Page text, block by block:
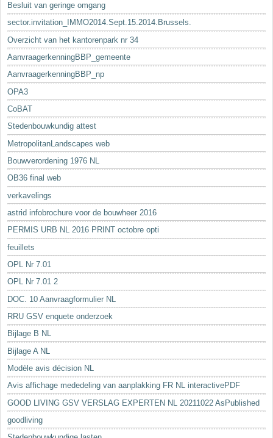
Besluit van geringe omgang
sector.invitation_IMMO2014.Sept.15.2014.Brussels.
Overzicht van het kantorenpark nr 34
AanvraagerkenningBBP_gemeente
AanvraagerkenningBBP_np
OPA3
CoBAT
Stedenbouwkundig attest
MetropolitanLandscapes web
Bouwverordening 1976 NL
OB36 final web
verkavelings
astrid infobrochure voor de bouwheer 2016
PERMIS URB NL 2016 PRINT octobre opti
feuillets
OPL Nr 7.01
OPL Nr 7.01 2
DOC. 10 Aanvraagformulier NL
RRU GSV enquete onderzoek
Bijlage B NL
Bijlage A NL
Modèle avis décision NL
Avis affichage mededeling van aanplakking FR NL interactivePDF
GOOD LIVING GSV VERSLAG EXPERTEN NL 20211022 AsPublished
goodliving